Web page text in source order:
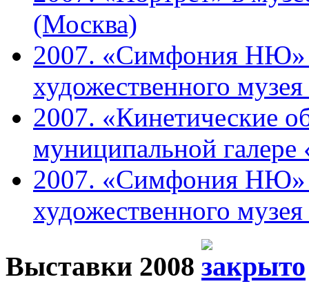
(Москва)
2007. «Симфония НЮ»
художественного
2007. «Кинетические
муниципальной галере
2007. «Симфония НЮ»
художественного
Выставки 2008